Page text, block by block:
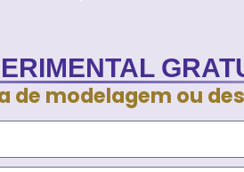
de modelagem ou